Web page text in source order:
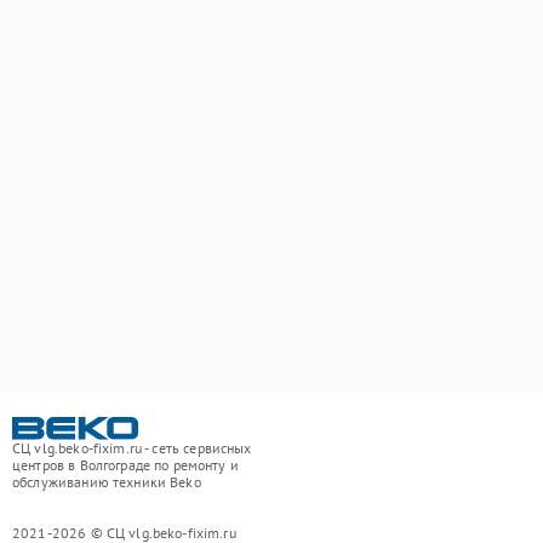
СЦ vlg.beko-fixim.ru - сеть сервисных
центров в Волгограде по ремонту и
обслуживанию техники Beko
2021-2026 © СЦ vlg.beko-fixim.ru